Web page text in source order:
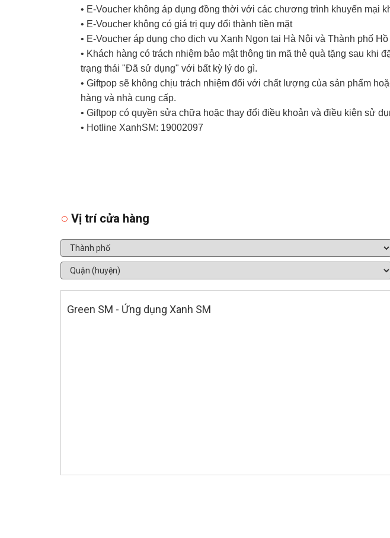
• E-Voucher không áp dụng đồng thời với các chương trình khuyến mại
• E-Voucher không có giá trị quy đổi thành tiền mặt
• E-Voucher áp dụng cho dịch vụ Xanh Ngon tại Hà Nội và Thành phố
• Khách hàng có trách nhiệm bảo mật thông tin mã thẻ quà tặng sau khi
trạng thái "Đã sử dụng" với bất kỳ lý do gì.
• Giftpop sẽ không chịu trách nhiệm đối với chất lượng của sản phẩm
hàng và nhà cung cấp.
• Giftpop có quyền sửa chữa hoặc thay đổi điều khoản và điều kiện sử
• Hotline XanhSM: 19002097
Vị trí cửa hàng
Green SM - Ứng dụng Xanh SM